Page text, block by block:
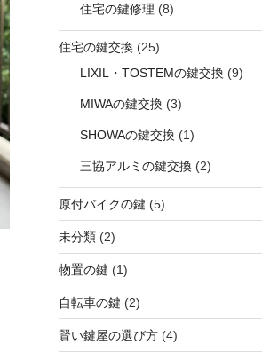
住宅の鍵修理 (8)
住宅の鍵交換(25)
LIXIL・TOSTEMの鍵交換(9)
MIWAの鍵交換(3)
SHOWAの鍵交換(1)
三協アルミの鍵交換(2)
原付バイクの鍵 (5)
未分類(2)
物置の鍵 (1)
自転車の鍵 (2)
賢い鍵屋の選び方(4)